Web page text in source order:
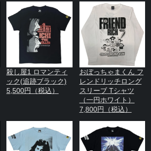
殺し屋1 ロマンティ
ック(追跡ブラック)
5,500円（税込）
おぼっちゃまくん フ
レンドリッチロング
スリーブ Tシャツ
（一円ホワイト）
7,800円（税込）